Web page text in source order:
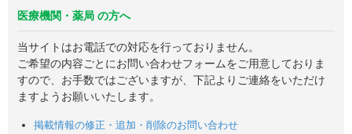
医療機関・薬局 の方へ
当サイトはお電話での対応を行っておりません。
ご希望の内容ごとにお問い合わせフォームをご用意しておりま
すので、お手数ではございますが、下記よりご連絡をいただけ
ますようお願いいたします。
掲載情報の修正・追加・削除のお問い合わせ